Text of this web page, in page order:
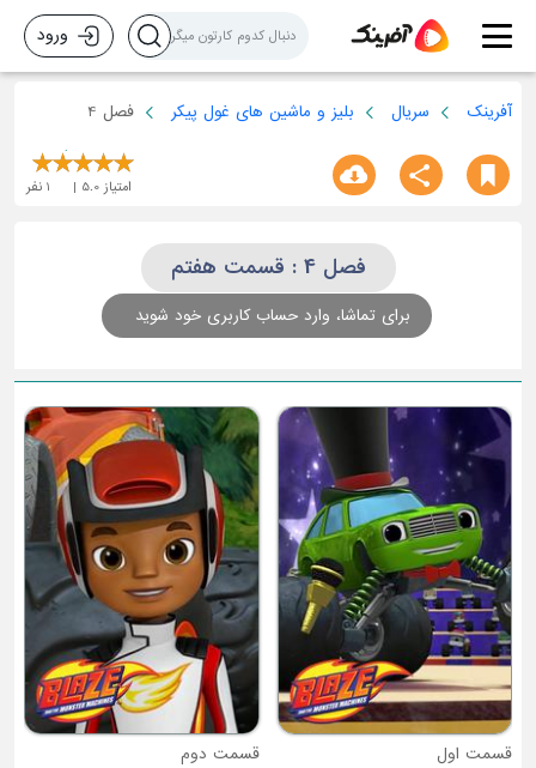
ورود
آفرینک سریال بلیز و ماشین های غول پیکر فصل 4
امتیاز 5.0
1 نفر
فصل 4 : قسمت هفتم
برای تماشا، وارد حساب کاربری خود شوید
قسمت دوم
قسمت سوم